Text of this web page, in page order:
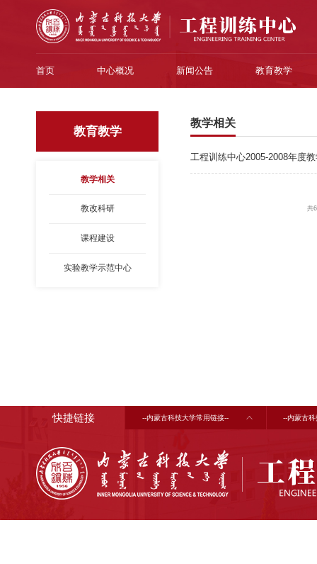
首页 中心概况 新闻公告 教育教学
教育教学
教学相关
教改科研
课程建设
实验教学示范中心
教学相关
工程训练中心2005-2008年度
共
快捷链接 --内蒙古科技大学常用链接-- --内蒙古